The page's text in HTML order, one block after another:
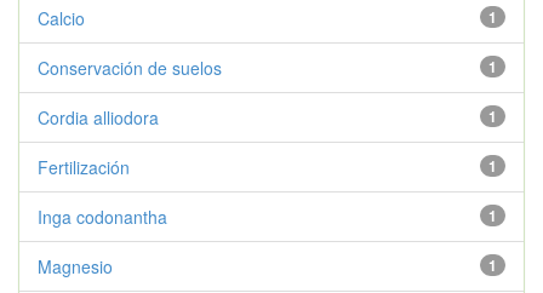
1
Calcio
1
Conservación de suelos
1
Cordia alliodora
1
Fertilización
1
Inga codonantha
1
Magnesio